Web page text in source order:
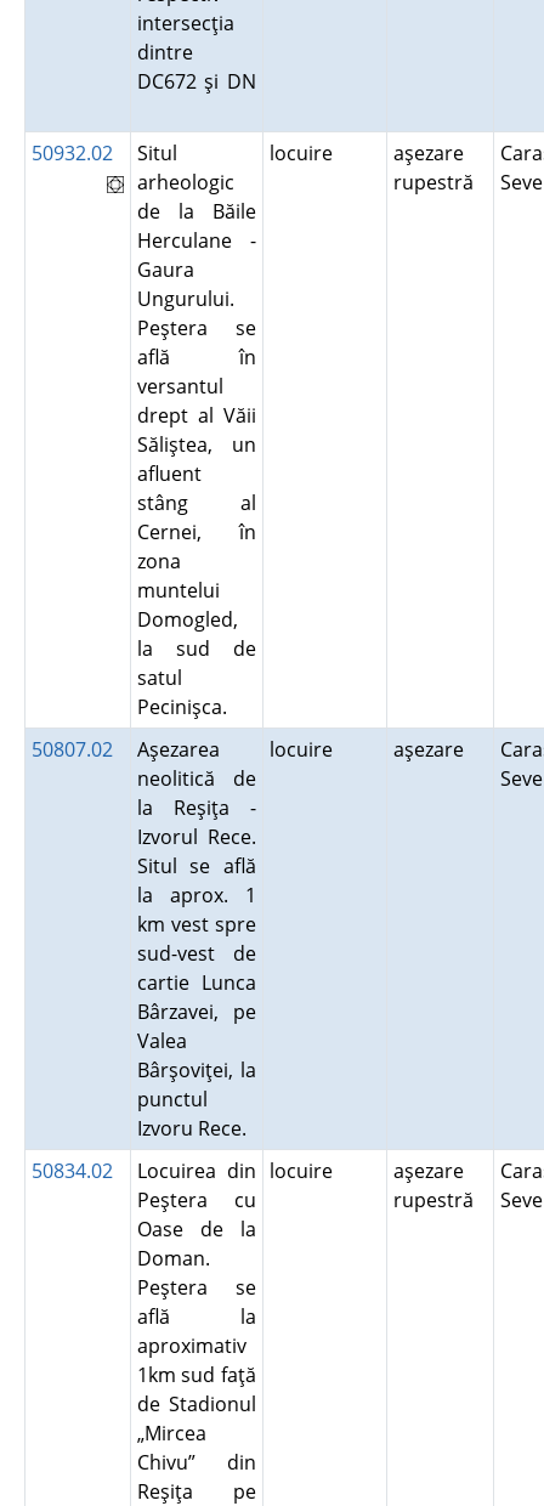
intersecţia
dintre
DC672 şi DN
50932.02
Situl
arheologic
de la Băile
Herculane -
Gaura
Ungurului.
Peştera se
află în
versantul
drept al Văii
Săliştea, un
afluent
stâng al
Cernei, în
zona
muntelui
Domogled,
la sud de
satul
Pecinişca.
locuire
aşezare
rupestră
50807.02
Aşezarea
neolitică de
la Reşiţa -
Izvorul Rece.
Situl se află
la aprox. 1
km vest spre
sud-vest de
cartie Lunca
Bârzavei, pe
Valea
Bârşoviţei, la
punctul
Izvoru Rece.
locuire aşezare
50834.02
Locuirea din
Peştera cu
Oase de la
Doman.
Peştera se
află la
aproximativ
1km sud faţă
de Stadionul
„Mircea
Chivu” din
Reşiţa pe
locuire
aşezare
rupestră